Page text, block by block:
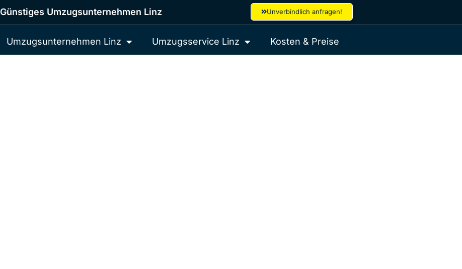
Günstiges Umzugsunternehmen Linz Unverbindlich anfragen!
Umzugsunternehmen Linz Umzugsservice Linz Kosten & Preise